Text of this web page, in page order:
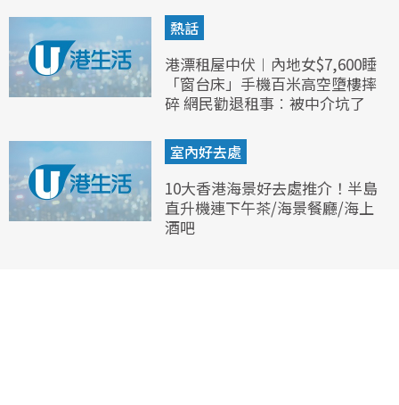
熱話
港漂租屋中伏︱內地女$7,600睡
「窗台床」手機百米高空墮樓摔
碎 網民勸退租事︰被中介坑了
室內好去處
10大香港海景好去處推介！半島
直升機連下午茶/海景餐廳/海上
酒吧